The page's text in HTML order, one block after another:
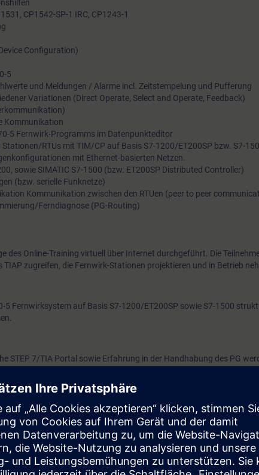
das Fernwirkprotoll nach Standard IEC60870-5-101/104
Mit IEC60870-5-101/104 können die weit
sog. RTUen, auch über weite Strecken mit
bietet auf Basis der SIMATIC S7 Steuerungen und
IEC60870-5-101/104 an.
CP1542-SP-1 IRC, CP1243-1
Configuration)
5
und Meldungen / Alarme incl. Zeitstempelung und Pufferung
Variationen (Direct Operate, Select and Operate, Feedback)
Kommunikation
5 Fernwirk-Programms im Datenpunkteditor
RTUs mit TIM/CP auf Basis S7-1200/ET200SP bzw. S7-
mit Ethernet-basierten Netzen.
sowie SIMATIC S7-1500 (bzw. ET200SP Distributed Controller)
(bzw. serielle Funknetze)
Kommunikation zwischen den RTUen (peer to peer
Ferndiagnose (PG-Routing)
des Online-Training virtuell über Internet durchgeführt. Die
zugreifen, die Fernwirk-Stationen projektieren und in Betrieb
5 Fernwirksystem auf Basis S7-1200/ET200SP sowie S7-1500
STEP 7/TIA Portal sowie Erfahrung in der Handhabung des PG
s
(Google Chrome, Mozilla Firefox, Microsoft, Edge oder Safari)